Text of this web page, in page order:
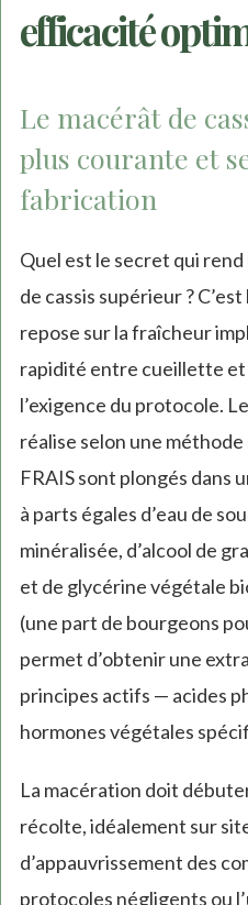
efficacité
Le macérât de
plus courante et
fabrication
Quel est le secret qui
de cassis supérieur ?
repose sur la fraîcheur
rapidité entre cueillette et
l’exigence du protocole.
réalise selon une
FRAIS sont plongés dans
à parts égales d’eau de
minéralisée, d’alcool de
et de glycérine végétale
(une part de bourgeons
permet d’obtenir une
principes actifs — acides
hormones végétales
La macération doit
récolte, idéalement sur
d’appauvrissement des
protocoles négligents ou